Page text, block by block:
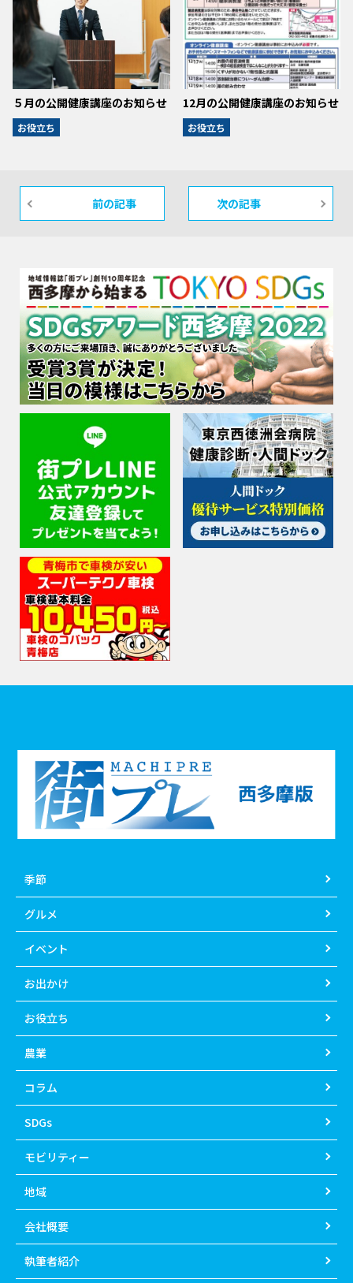
５月の公開健康講座のお知らせ
お役立ち
12月の公開健康講座のお知らせ
お役立ち
前の記事 次の記事
季節
グルメ
イベント
お出かけ
お役立ち
農業
コラム
SDGs
モビリティー
地域
会社概要
執筆者紹介